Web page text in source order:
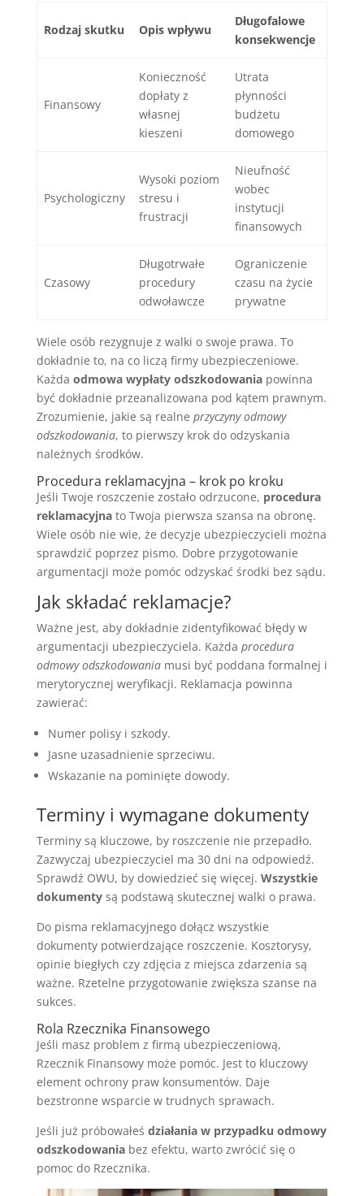
Rodzaj skutku Opis wpływu
Długofalowe
konsekwencje
Finansowy
Konieczność
dopłaty z
własnej
kieszeni
Utrata
płynności
budżetu
domowego
Psychologiczny
Wysoki poziom
stresu i
frustracji
Nieufność
wobec
instytucji
finansowych
Czasowy
Długotrwałe
procedury
odwoławcze
Ograniczenie
czasu na życie
prywatne
Wiele osób rezygnuje z walki o swoje prawa. To
dokładnie to, na co liczą firmy ubezpieczeniowe.
Każda odmowa wypłaty odszkodowaniapowinna
być dokładnie przeanalizowana pod kątem prawnym.
Zrozumienie, jakie są realne przyczyny odmowy
odszkodowania, to pierwszy krok do odzyskania
należnych środków.
Procedura reklamacyjna – krok po kroku
Jeśli Twoje roszczenie zostało odrzucone, procedura
reklamacyjnato Twoja pierwsza szansa na obronę.
Wiele osób nie wie, że decyzje ubezpieczycieli można
sprawdzić poprzez pismo. Dobre przygotowanie
argumentacji może pomóc odzyskać środki bez sądu.
Jak składać reklamacje?
Ważne jest, aby dokładnie zidentyfikować błędy w
argumentacji ubezpieczyciela. Każda procedura
odmowy odszkodowaniamusi być poddana formalnej i
merytorycznej weryfikacji. Reklamacja powinna
zawierać:
Numer polisy i szkody.
Jasne uzasadnienie sprzeciwu.
Wskazanie na pominięte dowody.
Terminy i wymagane dokumenty
Terminy są kluczowe, by roszczenie nie przepadło.
Zazwyczaj ubezpieczyciel ma 30 dni na odpowiedź.
Sprawdź OWU, by dowiedzieć się więcej. Wszystkie
dokumentysą podstawą skutecznej walki o prawa.
Do pisma reklamacyjnego dołącz wszystkie
dokumenty potwierdzające roszczenie. Kosztorysy,
opinie biegłych czy zdjęcia z miejsca zdarzenia są
ważne. Rzetelne przygotowanie zwiększa szanse na
sukces.
Rola Rzecznika Finansowego
Jeśli masz problem z firmą ubezpieczeniową,
Rzecznik Finansowy może pomóc. Jest to kluczowy
element ochrony praw konsumentów. Daje
bezstronne wsparcie w trudnych sprawach.
Jeśli już próbowałeś działania w przypadku odmowy
odszkodowaniabez efektu, warto zwrócić się o
pomoc do Rzecznika.